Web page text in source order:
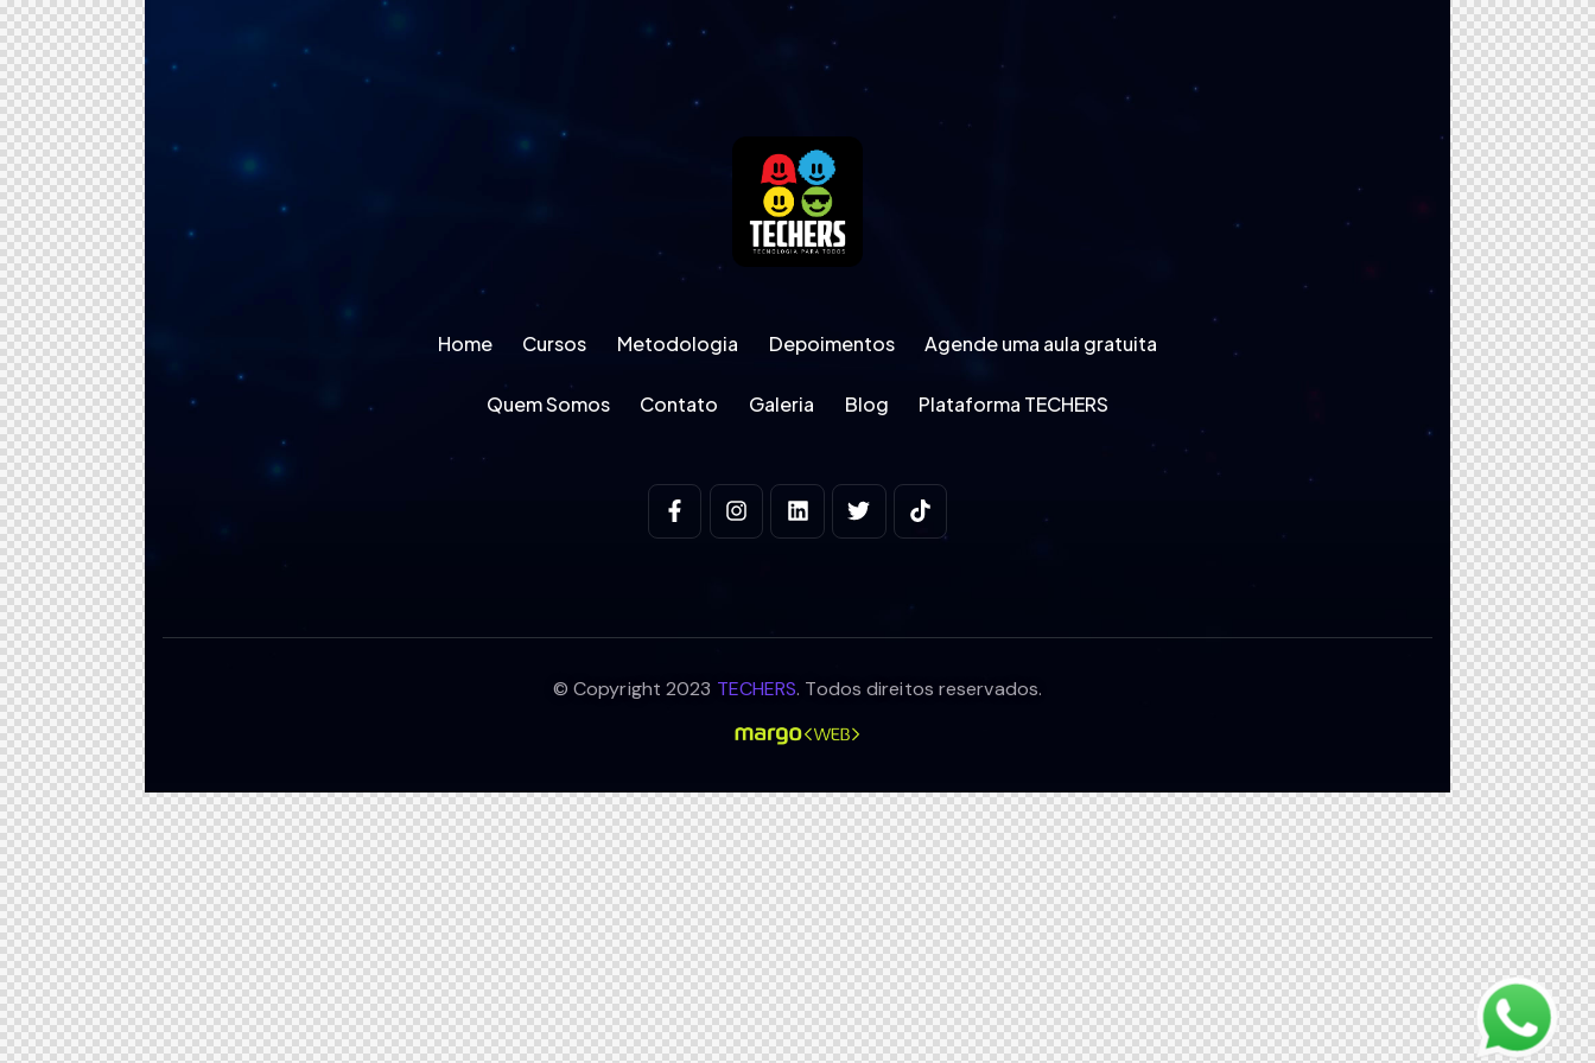
Home Cursos Metodologia Depoimentos Agende uma aula gratuita
Quem Somos Contato Galeria Blog Plataforma TECHERS
© Copyright 2023 TECHERS. Todos direitos reservados.